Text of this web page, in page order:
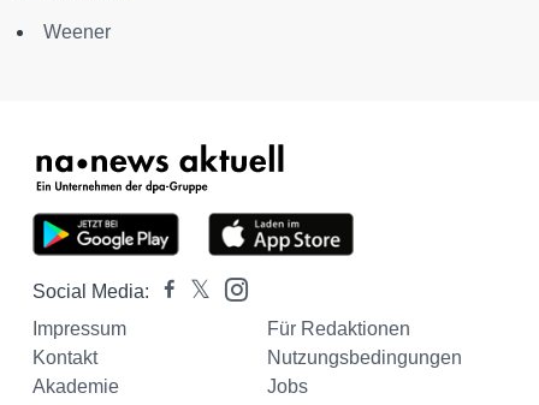
Weener
Social Media:
Impressum
Für Redaktionen
Kontakt
Nutzungsbedingungen
Akademie
Jobs